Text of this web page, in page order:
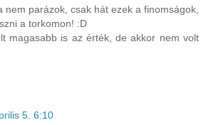
nem parázok, csak hát ezek a finomságok,
a torkomon! :D
magasabb is az érték, de akkor nem volt
5. 6:10